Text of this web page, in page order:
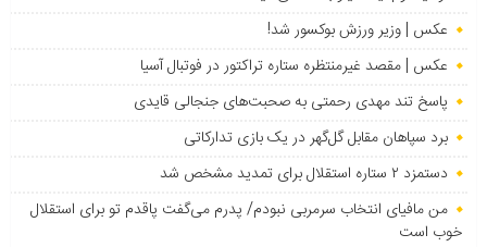
عکس | وزیر ورزش بوکسور شد!
عکس | مقصد غیرمنتظره ستاره تراکتور در فوتبال آسیا
پاسخ تند مهدی رحمتی به صحبت‌های جنجالی قایدی
برد سپاهان مقابل گل‌گهر در یک بازی تدارکاتی
دستمزد ۲ ستاره استقلال برای تمدید مشخص شد
من مافیای انتخاب سرمربی نبودم/ پدرم می‌گفت پاقدم تو برای استقلال
خوب است